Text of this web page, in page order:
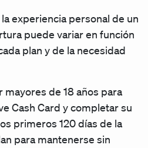
experiencia personal de un
puede variar en función
plan y de la necesidad
de 18 años para
Cash Card y completar su
primeros 120 días de la
para mantenerse sin